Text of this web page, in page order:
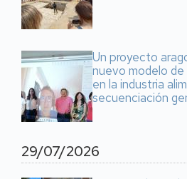
Un proyecto
nuevo modelo
en la industria
secuenciación
29/07/2026